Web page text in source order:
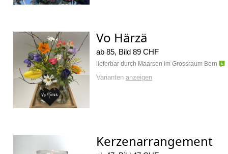
Vo Härzä
ab 85, Bild 89 CHF
lieferbar durch Maarsen im Grossraum Bern
Varianten anzeigen
Kerzenarrangement